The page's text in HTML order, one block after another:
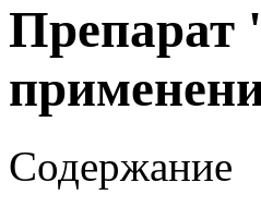
Препарат
Содержание